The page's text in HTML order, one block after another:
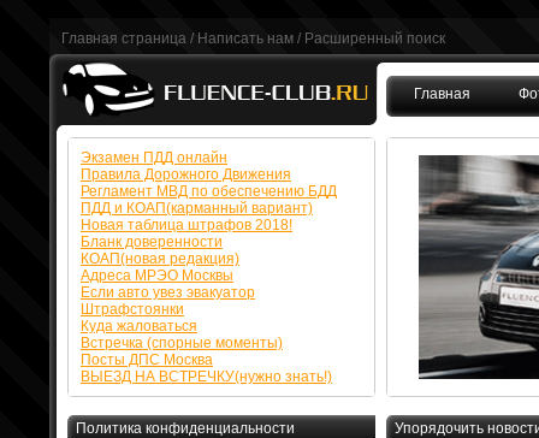
Главная страница / Написать нам / Расширенный поиск
Главная
Упорядочить
Экзамен ПДД онлайн
Правила Дорожного Движения
Регламент МВД по обеспечению БДД
ПДД и КОАП(карманный вариант)
Новая таблица штрафов 2018!
Бланк доверенности
КОАП(новая редакция)
Адреса МРЭО Москвы
Если авто увез эвакуатор
Штрафстоянки
Куда жаловаться
Встречка (спорные моменты)
Посты ДПС Москва
ВЫЕЗД НА ВСТРЕЧКУ(нужно знать!)
Политика конфиденциальности